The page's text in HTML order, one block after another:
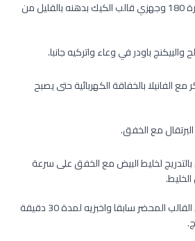
?سخني الفرن على حرارة 180 وجهزي قالب الكيك بدهنه بالقليل من
باودر في وعاء واتركيه جانبا.
الفانيلا بالخفاقة الكهربائية حتى يصبح
مع الخفق.
لخليط البيض مع الخفق على سرعة
?صبي خليط الكيك في القالب المحضر سابقا واخبزيه لمدة 30 دقيقة